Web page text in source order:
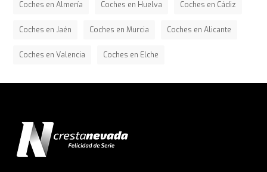
Coches en Almería Coches en Huelva Coches en Cádiz
Coches en Jaén Coches en Murcia Coches en Alicante
Coches en Valencia Coches en Elche